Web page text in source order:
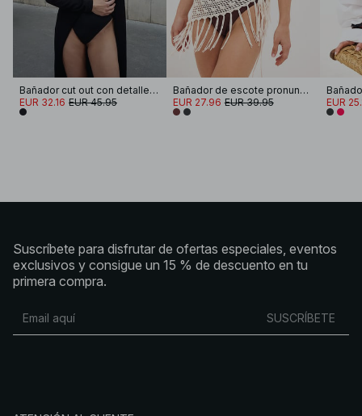
Bañador cut out con detalle metálico
EUR 32.16 EUR 45.95
Bañador de escote pronunciado y espalda abierta
EUR 27.96 EUR 39.95
EUR
Suscríbete para disfrutar de ofertas especiales, eventos
exclusivos y consigue un 15 % de descuento en tu
primera compra.
SUSCRÍBETE